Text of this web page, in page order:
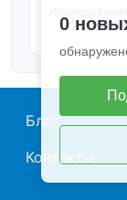
Main
Блог
Контакты
0